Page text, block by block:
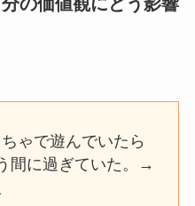
で遊んでいたら
間に過ぎていた。→